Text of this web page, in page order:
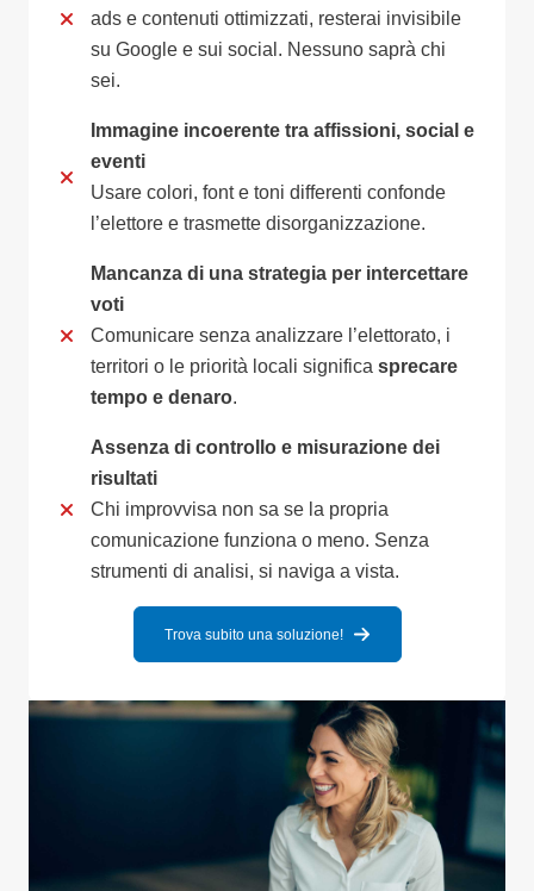
ads e contenuti ottimizzati, resterai invisibile
su Google e sui social. Nessuno saprà chi
sei.
Immagine incoerente tra affissioni, social e
eventi
Usare colori, font e toni differenti confonde
l’elettore e trasmette disorganizzazione.
Mancanza di una strategia per intercettare
voti
Comunicare senza analizzare l’elettorato, i
territori o le priorità locali significa sprecare
tempo e denaro.
Assenza di controllo e misurazione dei
risultati
Chi improvvisa non sa se la propria
comunicazione funziona o meno. Senza
strumenti di analisi, si naviga a vista.
Trova subito una soluzione!